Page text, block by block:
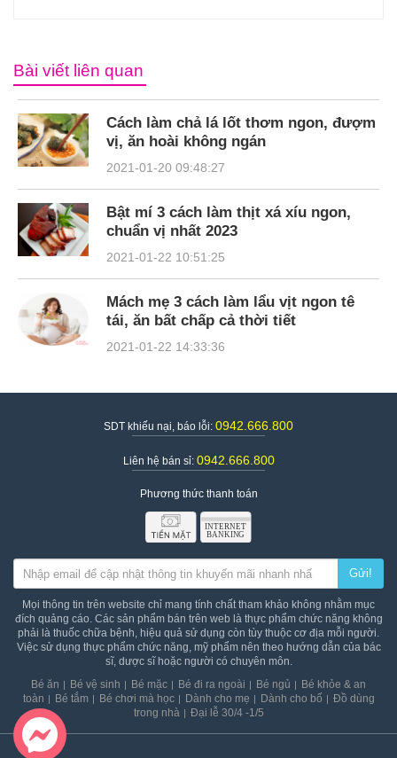
Bài viết liên quan
Cách làm chả lá lốt thơm ngon, đượm
vị, ăn hoài không ngán
2021-01-20 09:48:27
Bật mí 3 cách làm thịt xá xíu ngon,
chuẩn vị nhất 2023
2021-01-22 10:51:25
Mách mẹ 3 cách làm lẩu vịt ngon tê
tái, ăn bất chấp cả thời tiết
2021-01-22 14:33:36
SDT khiếu nại, báo lỗi: 0942.666.800
Liên hệ bán sỉ: 0942.666.800
Phương thức thanh toán
Gửi!
Mọi thông tin trên website chỉ mang tính chất tham khảo không nhằm mục
đích quảng cáo. Các sản phẩm bán trên web là thực phẩm chức năng không
phải là thuốc chữa bệnh, hiệu quả sử dụng còn tùy thuộc cơ địa mỗi người.
Việc sử dụng thực phẩm chức năng, mỹ phẩm nên theo hướng dẫn của bác
sĩ, dược sĩ hoặc người có chuyên môn.
Bé ăn
Bé vệ sinh Bé mặc Bé đi ra ngoài Bé ngủ
Bé khỏe & an
toàn
Bé tắm Bé chơi mà học Dành cho mẹ Dành cho bố
Đồ dùng
trong nhà
Đại lễ 30/4 -1/5